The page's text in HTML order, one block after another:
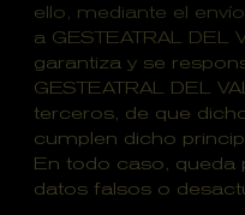
ello, mediante el
a GESTEATRAL DEL
garantiza y se
GESTEATRAL DEL
terceros, de que
cumplen dicho
En todo caso, queda
datos falsos o